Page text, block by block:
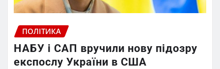
ПОЛІТИКА
НАБУ і САП вручили нову підозру
експослу України в США